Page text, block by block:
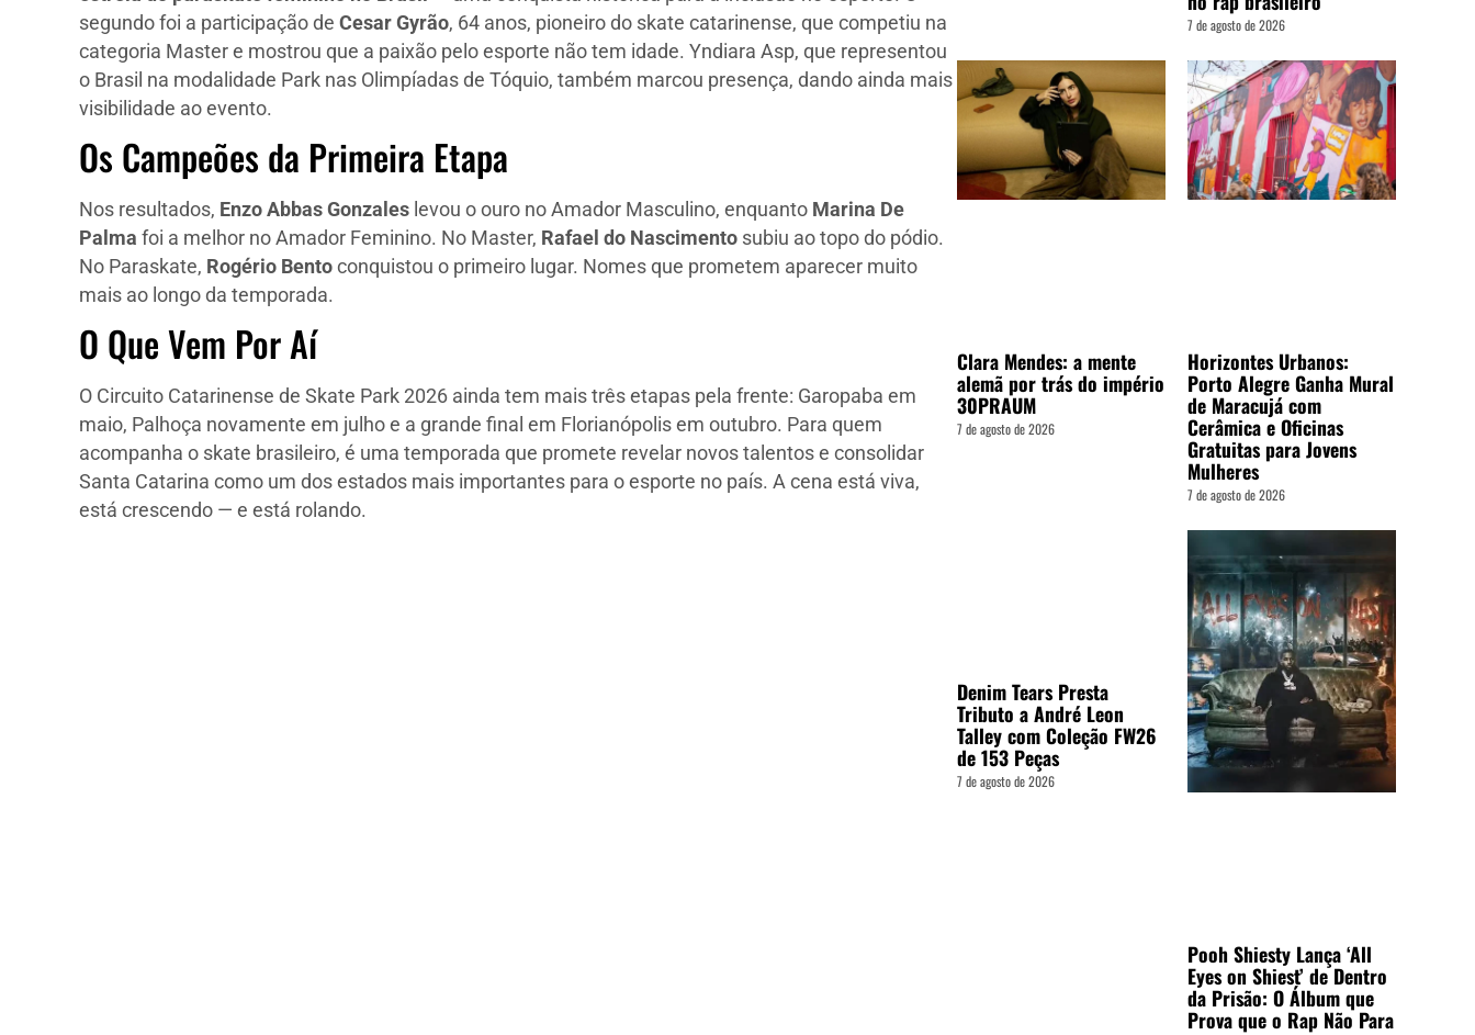
segundo foi a participação de Cesar Gyrão, 64 anos, pioneiro do skate catarinense, que competiu na
categoria Master e mostrou que a paixão pelo esporte não tem idade. Yndiara Asp, que representou
o Brasil na modalidade Park nas Olimpíadas de Tóquio, também marcou presença, dando ainda mais
visibilidade ao evento.
Os Campeões da Primeira Etapa
Nos resultados, Enzo Abbas Gonzales levou o ouro no Amador Masculino, enquanto Marina De
Palma foi a melhor no Amador Feminino. No Master, Rafael do Nascimento subiu ao topo do pódio.
No Paraskate, Rogério Bento conquistou o primeiro lugar. Nomes que prometem aparecer muito
mais ao longo da temporada.
O Que Vem Por Aí
O Circuito Catarinense de Skate Park 2026 ainda tem mais três etapas pela frente: Garopaba em
maio, Palhoça novamente em julho e a grande final em Florianópolis em outubro. Para quem
acompanha o skate brasileiro, é uma temporada que promete revelar novos talentos e consolidar
Santa Catarina como um dos estados mais importantes para o esporte no país. A cena está viva,
está crescendo — e está rolando.
7 de agosto de 2026
Clara Mendes: a mente
alemã por trás do império
30PRAUM
7 de agosto de 2026
Horizontes Urbanos:
Porto Alegre Ganha Mural
de Maracujá com
Cerâmica e Oficinas
Gratuitas para Jovens
Mulheres
7 de agosto de 2026
Denim Tears Presta
Tributo a André Leon
Talley com Coleção FW26
de 153 Peças
7 de agosto de 2026
Pooh Shiesty Lança ‘All
Eyes on Shiest’ de Dentro
da Prisão: O Álbum que
Prova que o Rap Não Para